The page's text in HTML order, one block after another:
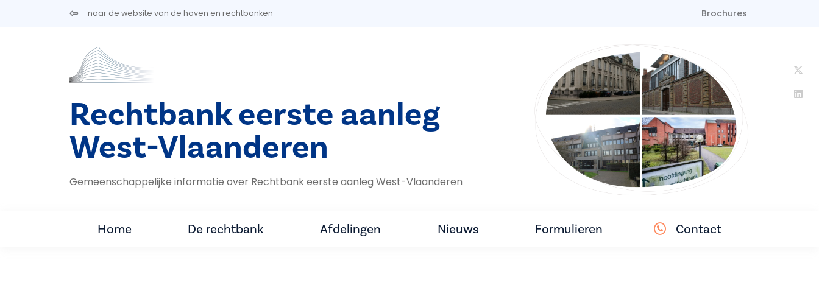
Overslaan en naar de inhoud gaannaar de website van de hoven en rechtbanken Brochures
Rechtbank eerste aanleg
West-Vlaanderen
Gemeenschappelijke informatie over Rechtbank eerste aanleg West-Vlaanderen
Home De rechtbank Afdelingen Nieuws Formulieren Contact